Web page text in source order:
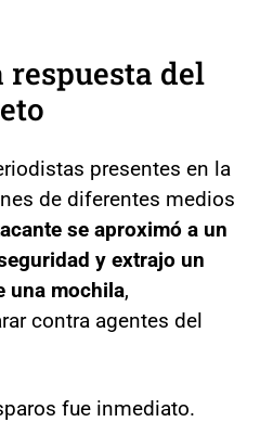
respuesta del
presentes en la
de diferentes medios
se aproximó a un
y extrajo un
una mochila,
contra agentes del
fue inmediato.